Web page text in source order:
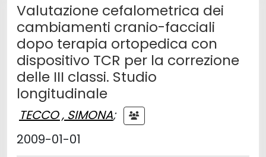
Valutazione cefalometrica dei
cambiamenti cranio-facciali
dopo terapia ortopedica con
dispositivo TCR per la correzione
delle III classi. Studio
longitudinale
TECCO , SIMONA;
2009-01-01